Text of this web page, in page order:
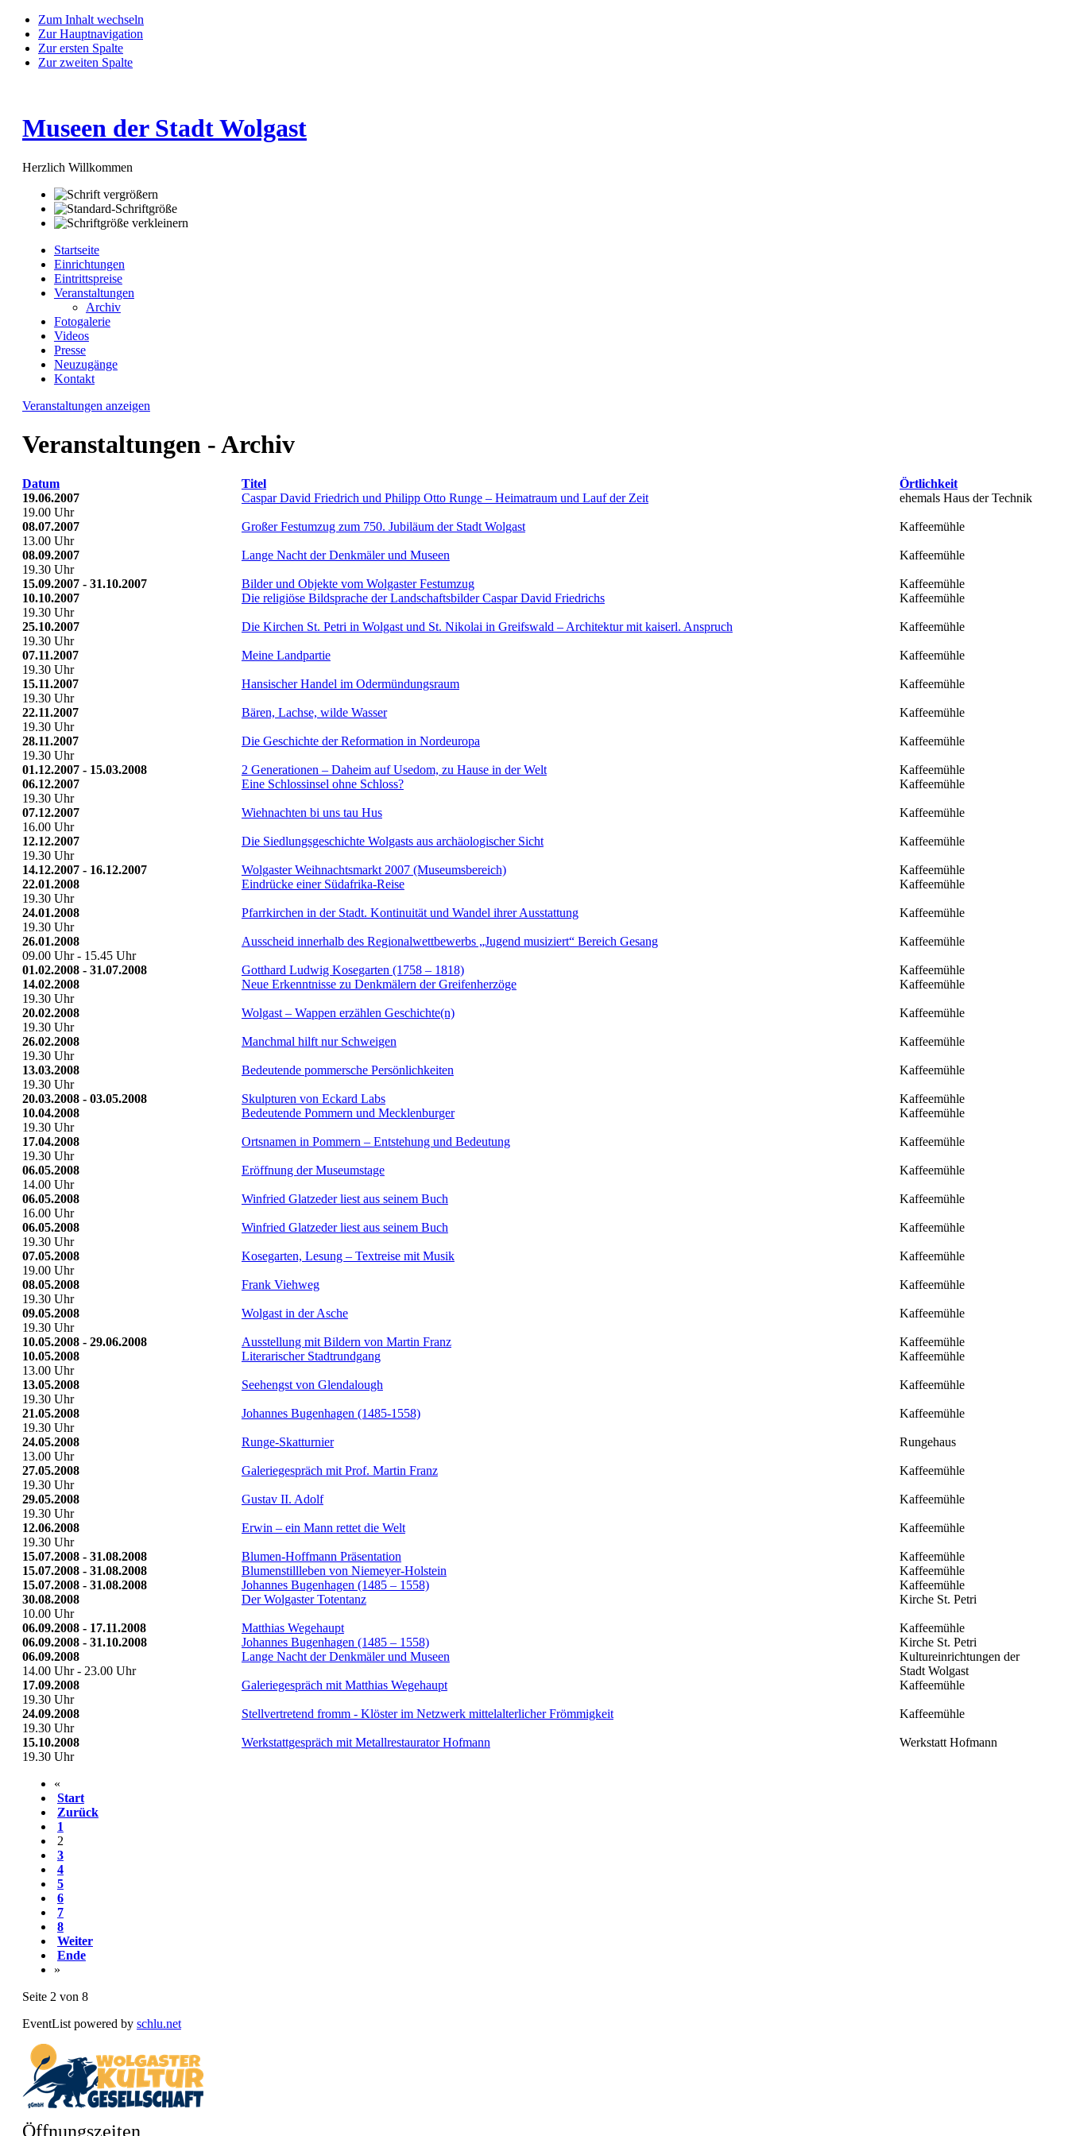
Zum Inhalt wechseln
Zur Hauptnavigation
Zur ersten Spalte
Zur zweiten Spalte
Museen der Stadt Wolgast
Herzlich Willkommen
Startseite
Einrichtungen
Eintrittspreise
Veranstaltungen
Archiv
Fotogalerie
Videos
Presse
Neuzugänge
Kontakt
Veranstaltungen anzeigen
Veranstaltungen - Archiv
Datum Titel
Örtlichkeit
19.06.2007
19.00 Uhr
Caspar David Friedrich und Philipp Otto Runge – Heimatraum und Lauf der Zeit ehemals Haus der Technik
08.07.2007
13.00 Uhr
Großer Festumzug zum 750. Jubiläum der Stadt Wolgast Kaffeemühle
08.09.2007
19.30 Uhr
Lange Nacht der Denkmäler und Museen Kaffeemühle
15.09.2007 - 31.10.2007 Bilder und Objekte vom Wolgaster Festumzug
Kaffeemühle
10.10.2007
19.30 Uhr
Die religiöse Bildsprache der Landschaftsbilder Caspar David Friedrichs Kaffeemühle
25.10.2007
19.30 Uhr
Die Kirchen St. Petri in Wolgast und St. Nikolai in Greifswald – Architektur mit kaiserl. Anspruch Kaffeemühle
07.11.2007
19.30 Uhr
Meine Landpartie Kaffeemühle
15.11.2007
19.30 Uhr
Hansischer Handel im Odermündungsraum Kaffeemühle
22.11.2007
19.30 Uhr
Bären, Lachse, wilde Wasser Kaffeemühle
28.11.2007
19.30 Uhr
Die Geschichte der Reformation in Nordeuropa Kaffeemühle
01.12.2007 - 15.03.2008 2 Generationen – Daheim auf Usedom, zu Hause in der Welt
Kaffeemühle
06.12.2007
19.30 Uhr
Eine Schlossinsel ohne Schloss? Kaffeemühle
07.12.2007
16.00 Uhr
Wiehnachten bi uns tau Hus Kaffeemühle
12.12.2007
19.30 Uhr
Die Siedlungsgeschichte Wolgasts aus archäologischer Sicht Kaffeemühle
14.12.2007 - 16.12.2007 Wolgaster Weihnachtsmarkt 2007 (Museumsbereich)
Kaffeemühle
22.01.2008
19.30 Uhr
Eindrücke einer Südafrika-Reise Kaffeemühle
24.01.2008
19.30 Uhr
Pfarrkirchen in der Stadt. Kontinuität und Wandel ihrer Ausstattung Kaffeemühle
26.01.2008
09.00 Uhr - 15.45 Uhr
Ausscheid innerhalb des Regionalwettbewerbs „Jugend musiziert“ Bereich Gesang Kaffeemühle
01.02.2008 - 31.07.2008 Gotthard Ludwig Kosegarten (1758 – 1818)
Kaffeemühle
14.02.2008
19.30 Uhr
Neue Erkenntnisse zu Denkmälern der Greifenherzöge Kaffeemühle
20.02.2008
19.30 Uhr
Wolgast – Wappen erzählen Geschichte(n) Kaffeemühle
26.02.2008
19.30 Uhr
Manchmal hilft nur Schweigen Kaffeemühle
13.03.2008
19.30 Uhr
Bedeutende pommersche Persönlichkeiten Kaffeemühle
20.03.2008 - 03.05.2008 Skulpturen von Eckard Labs
Kaffeemühle
10.04.2008
19.30 Uhr
Bedeutende Pommern und Mecklenburger Kaffeemühle
17.04.2008
19.30 Uhr
Ortsnamen in Pommern – Entstehung und Bedeutung Kaffeemühle
06.05.2008
14.00 Uhr
Eröffnung der Museumstage Kaffeemühle
06.05.2008
16.00 Uhr
Winfried Glatzeder liest aus seinem Buch Kaffeemühle
06.05.2008
19.30 Uhr
Winfried Glatzeder liest aus seinem Buch Kaffeemühle
07.05.2008
19.00 Uhr
Kosegarten, Lesung – Textreise mit Musik Kaffeemühle
08.05.2008
19.30 Uhr
Frank Viehweg Kaffeemühle
09.05.2008
19.30 Uhr
Wolgast in der Asche Kaffeemühle
10.05.2008 - 29.06.2008 Ausstellung mit Bildern von Martin Franz
Kaffeemühle
10.05.2008
13.00 Uhr
Literarischer Stadtrundgang Kaffeemühle
13.05.2008
19.30 Uhr
Seehengst von Glendalough Kaffeemühle
21.05.2008
19.30 Uhr
Johannes Bugenhagen (1485-1558) Kaffeemühle
24.05.2008
13.00 Uhr
Runge-Skatturnier Rungehaus
27.05.2008
19.30 Uhr
Galeriegespräch mit Prof. Martin Franz Kaffeemühle
29.05.2008
19.30 Uhr
Gustav II. Adolf Kaffeemühle
12.06.2008
19.30 Uhr
Erwin – ein Mann rettet die Welt Kaffeemühle
15.07.2008 - 31.08.2008 Blumen-Hoffmann Präsentation
Kaffeemühle
15.07.2008 - 31.08.2008
Blumenstillleben von Niemeyer-Holstein
Kaffeemühle
15.07.2008 - 31.08.2008
Johannes Bugenhagen (1485 – 1558)
Kaffeemühle
30.08.2008
10.00 Uhr
Der Wolgaster Totentanz Kirche St. Petri
06.09.2008 - 17.11.2008 Matthias Wegehaupt
Kaffeemühle
06.09.2008 - 31.10.2008
Johannes Bugenhagen (1485 – 1558)
Kirche St. Petri
06.09.2008
14.00 Uhr - 23.00 Uhr
Lange Nacht der Denkmäler und Museen
Kultureinrichtungen der
Stadt Wolgast
17.09.2008
19.30 Uhr
Galeriegespräch mit Matthias Wegehaupt Kaffeemühle
24.09.2008
19.30 Uhr
Stellvertretend fromm - Klöster im Netzwerk mittelalterlicher Frömmigkeit Kaffeemühle
15.10.2008
19.30 Uhr
Werkstattgespräch mit Metallrestaurator Hofmann Werkstatt Hofmann
«
Start
Zurück
1
2
3
4
5
6
7
8
Weiter
Ende
»
Seite 2 von 8
EventList powered by schlu.net
Öffnungszeiten